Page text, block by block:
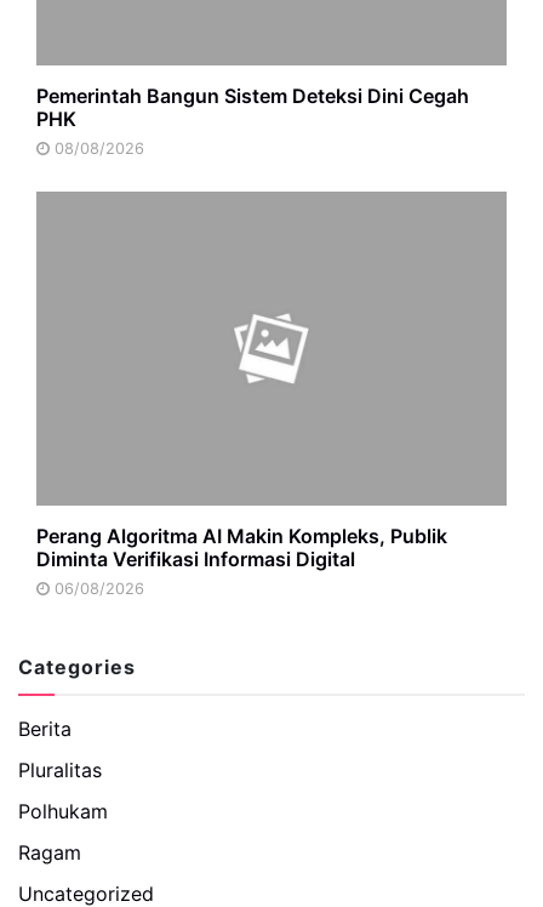
Pemerintah Bangun Sistem Deteksi Dini Cegah
PHK
08/08/2026
Perang Algoritma AI Makin Kompleks, Publik
Diminta Verifikasi Informasi Digital
06/08/2026
Categories
Berita
Pluralitas
Polhukam
Ragam
Uncategorized